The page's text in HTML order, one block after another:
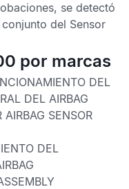
se detectó
del Sensor
por marcas
DEL
DEL AIRBAG
AIRBAG SENSOR
DEL